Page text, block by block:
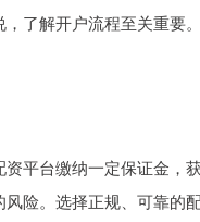
了解开户流程至关重要
平台缴纳一定保证金，
险。选择正规、可靠的